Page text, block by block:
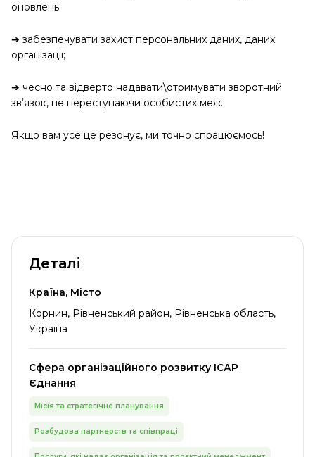
оновлень;
➔ забезпечувати захист персональних даних, даних
організації;
➔ чесно та відверто надавати\отримувати зворотний
звʼязок, не переступаючи особистих меж.
Якщо вам усе це резонує, ми точно спрацюємось!
Деталі
Країна, Місто
Корнин, Рівненський район, Рівненська область,
Україна
Сфера організаційного розвитку ІСАР
Єднання
Місія та стратегічне планування
Розбудова партнерств та співпраці